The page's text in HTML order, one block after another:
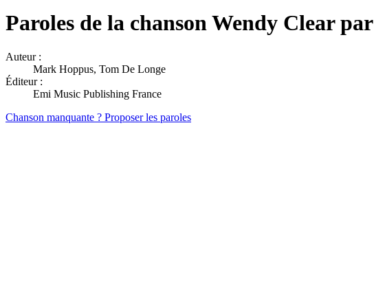
Paroles de la chanson Wendy Clear par
Auteur :
Mark Hoppus, Tom De Longe
Éditeur :
Emi Music Publishing France
Chanson manquante ? Proposer les paroles